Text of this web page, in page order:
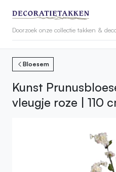
Bloesem
Kunst
vleugje roze | 110